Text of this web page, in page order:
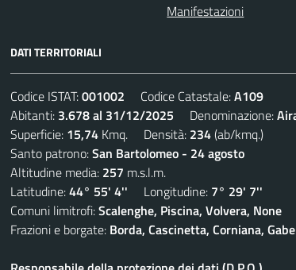
Manifestazioni
DATI TERRITORIALI
Codice ISTAT:001002 Codice Catastale:A109
Abitanti: 3.678 al 31/12/2025 Denominazione:
Superficie: 15,74 Kmq. Densità: 234(ab/kmq.)
Santo patrono:San Bartolomeo - 24 agosto
Altitudine media: 257 m.s.l.m.
Latitudine:44° 55' 4'' Longitudine: 7° 29' 7''
Comuni limitrofi:Scalenghe, Piscina, Volvera, None
Frazioni e borgate: Borda, Cascinetta, Corniana,